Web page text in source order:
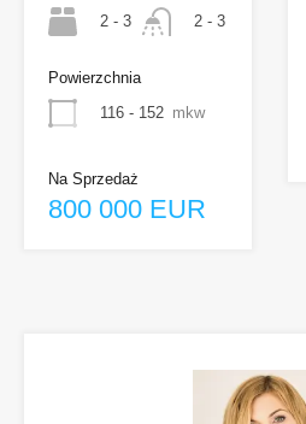
2 - 3
2 - 3
Powierzchnia
116 - 152 mkw
Na Sprzedaż
800 000 EUR